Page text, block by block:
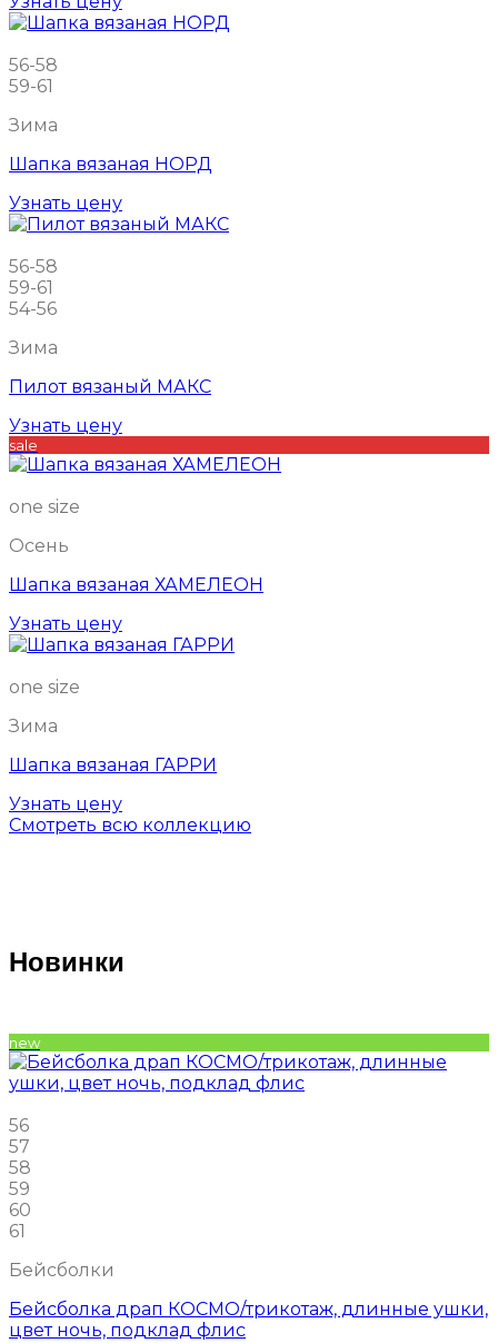
56-58
59-61
Зима
Шапка вязаная НОРД
Узнать цену
56-58
59-61
54-56
Зима
Пилот вязаный МАКС
Узнать цену
sale
one size
Осень
Шапка вязаная ХАМЕЛЕОН
Узнать цену
one size
Зима
Шапка вязаная ГАРРИ
Узнать цену
Смотреть всю коллекцию
Новинки
new
56
57
58
59
60
61
Бейсболки
Бейсболка драп КОСМО/трикотаж, длинные ушки,
цвет ночь, подклад флис